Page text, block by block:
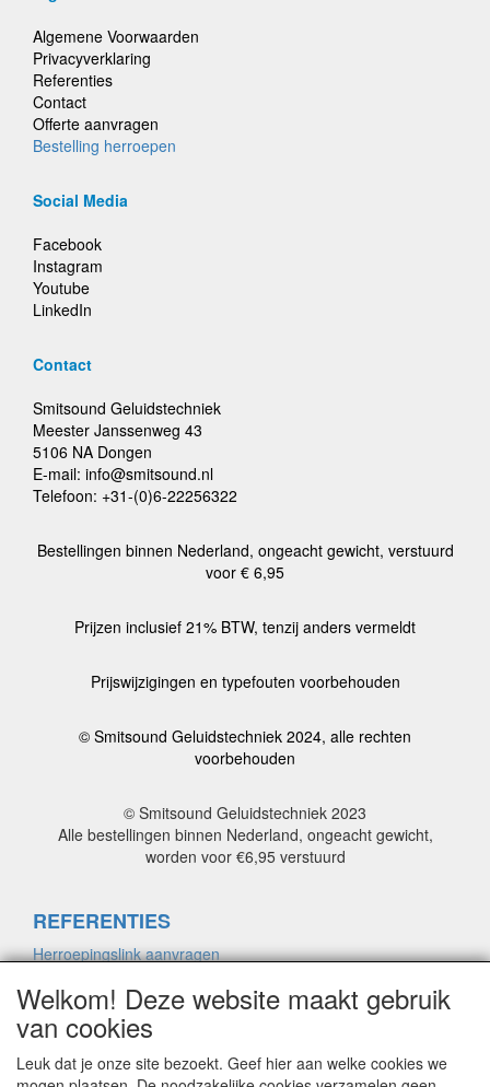
Algemene Voorwaarden
Privacyverklaring
Referenties
Contact
Offerte aanvragen
Bestelling herroepen
Social Media
Facebook
Instagram
Youtube
LinkedIn
Contact
Smitsound Geluidstechniek
Meester Janssenweg 43
5106 NA Dongen
E-mail: info@smitsound.nl
Telefoon: +31-(0)6-22256322
Bestellingen binnen Nederland, ongeacht gewicht, verstuurd
voor € 6,95
Prijzen inclusief 21% BTW, tenzij anders vermeldt
Prijswijzigingen en typefouten voorbehouden
© Smitsound Geluidstechniek 2024, alle rechten
voorbehouden
© Smitsound Geluidstechniek 2023
Alle bestellingen binnen Nederland, ongeacht gewicht,
worden voor €6,95 verstuurd
REFERENTIES
Herroepingslink aanvragen
ALGEMENE VOORWAARDEN
Herroepingslink aanvragen
Welkom! Deze website maakt gebruik
van cookies
Leuk dat je onze site bezoekt. Geef hier aan welke cookies we